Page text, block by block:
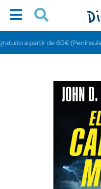
a partir de 60€ (Península).